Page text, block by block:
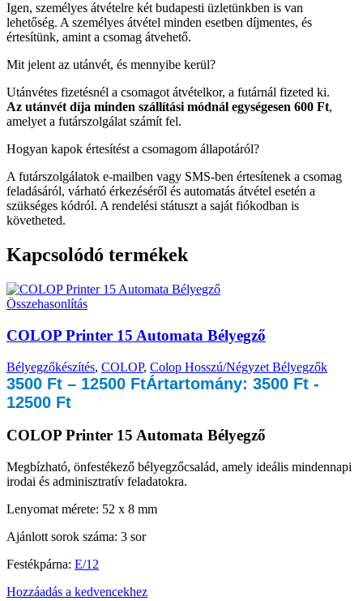
Igen, személyes átvételre két budapesti üzletünkben is van
lehetőség. A személyes átvétel minden esetben díjmentes, és
értesítünk, amint a csomag átvehető.
Mit jelent az utánvét, és mennyibe kerül?
Utánvétes fizetésnél a csomagot átvételkor, a futárnál fizeted ki.
Az utánvét díja minden szállítási módnál egységesen 600 Ft,
amelyet a futárszolgálat számít fel.
Hogyan kapok értesítést a csomagom állapotáról?
A futárszolgálatok e-mailben vagy SMS-ben értesítenek a csomag
feladásáról, várható érkezéséről és automatás átvétel esetén a
szükséges kódról. A rendelési státuszt a saját fiókodban is
követheted.
Kapcsolódó termékek
Összehasonlítás
COLOP Printer 15 Automata Bélyegző
Bélyegzőkészítés, COLOP, Colop Hosszú/Négyzet Bélyegzők
3500 Ft – 12500 FtÁrtartomány: 3500 Ft -
12500 Ft
COLOP Printer 15 Automata Bélyegző
Megbízható, önfestékező bélyegzőcsalád, amely ideális mindennapi
irodai és adminisztratív feladatokra.
Lenyomat mérete: 52 x 8 mm
Ajánlott sorok száma: 3 sor
Festékpárna: E/12
Hozzáadás a kedvencekhez